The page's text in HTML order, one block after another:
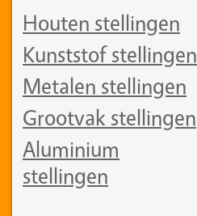
Houten stellingen
Kunststof stellingen
Metalen stellingen
Grootvak stellingen
Aluminium
stellingen